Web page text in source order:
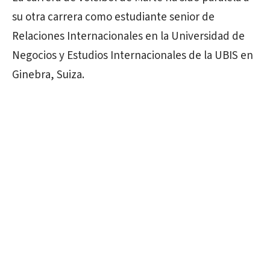
su otra carrera como estudiante senior de
Relaciones Internacionales en la Universidad de
Negocios y Estudios Internacionales de la UBIS en
Ginebra, Suiza.